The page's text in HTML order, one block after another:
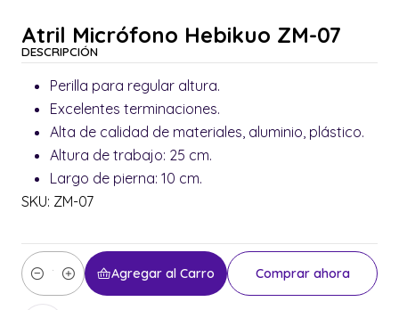
Atril Micrófono Hebikuo ZM-07
DESCRIPCIÓN
Perilla para regular altura.
Excelentes terminaciones.
Alta de calidad de materiales, aluminio, plástico.
Altura de trabajo: 25 cm.
Largo de pierna: 10 cm.
SKU: ZM-07
Cantidad
Agregar al Carro Comprar ahora